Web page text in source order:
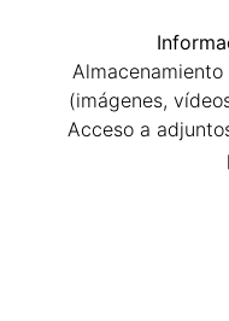
(imágenes,
Acceso a